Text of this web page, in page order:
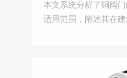
本文系统分析了铜阀
适用范围，阐述其在